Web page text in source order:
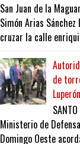
San Juan de la
Simón Arias
cruzar la calle
de
Luperón
Ministerio de
Domingo Oeste